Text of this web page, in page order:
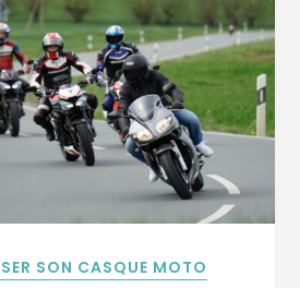
SON CASQUE MOTO